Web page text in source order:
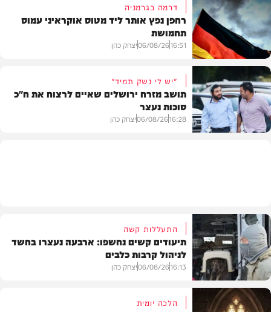
בארץ
בעולם
דרמה בגרמניה
רחפן נפץ אותר ליד מטוס אוקראיני עמוס
תחמושת
16:51
06/08/26יצחק כהן
"יש לי נשק תמיד"
תושב מזרח ירושלים שאיים לרצוח את ח"כ
סוכות נעצר
16:28
06/08/26יצחק כהן
התעללות קשה
תיעודים קשים נחשפו: ארבעה נעצרו בחשד
לניהול קרבות כלבים
16:13
06/08/26יצחק כהן
הלכה יומית